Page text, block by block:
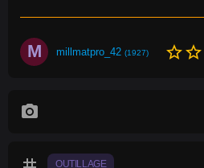
M millmatpro_42 (1927) star_borderstar_border
photo_camera
OUTILLAGE